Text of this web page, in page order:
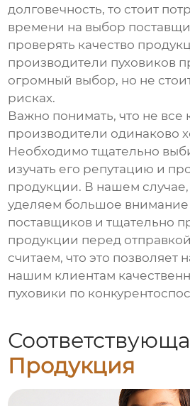
долговечность, то стоит
времени на выбор
проверять качество
производители пуховиков
огромный выбор, но не
рисках.
Важно понимать, что не все
производители одинаково
Необходимо тщательно
изучать его репутацию и
продукции. В нашем случае,
уделяем большое
поставщиков и тщательно
продукции перед
считаем, что это позволяет
нашим клиентам
пуховики по
Продукция